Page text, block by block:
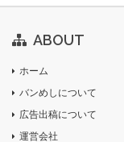
ABOUT
ホーム
バンめしについて
広告出稿について
運営会社